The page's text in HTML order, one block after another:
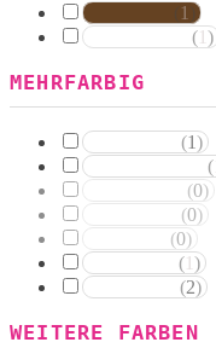
1
( 1)
MEHRFARBIG
(1)
(
(0)
(0)
(0)
( 1)
(2)
WEITERE FARBEN